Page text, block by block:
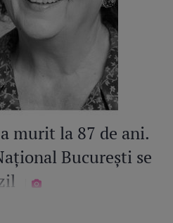
murit la 87 de ani.
București se